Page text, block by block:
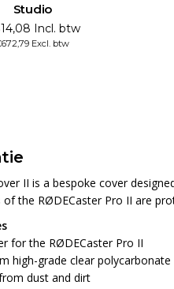
Studio
Incl. btw
Excl. btw
II is a bespoke cover
the RØDECaster Pro II are
for the RØDECaster Pro II
high-grade clear polycarbonate
dust and dirt